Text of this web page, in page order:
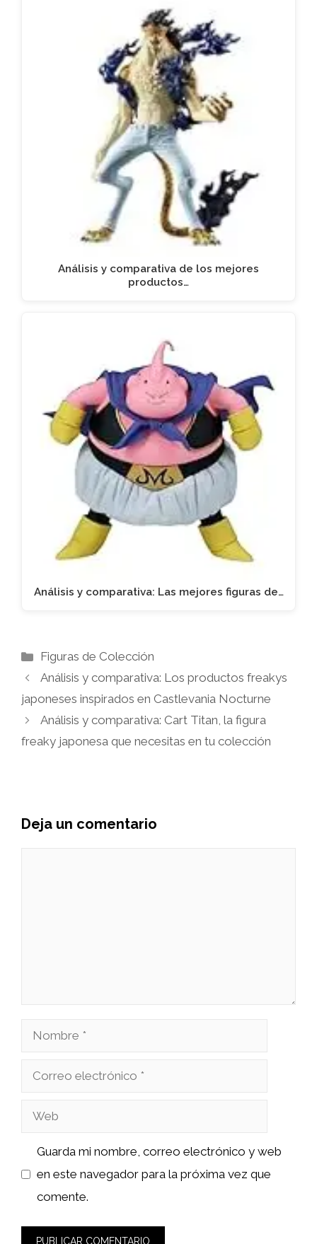
Análisis y comparativa de los mejores
productos…
Análisis y comparativa: Las mejores figuras de…
Categorías
Figuras de Colección
Análisis y comparativa: Los productos freakys
japoneses inspirados en Castlevania Nocturne
Análisis y comparativa: Cart Titan, la figura
freaky japonesa que necesitas en tu colección
Deja un comentario
Nombre
Correo
Web
Guarda mi nombre, correo electrónico y web
en este navegador para la próxima vez que
comente.